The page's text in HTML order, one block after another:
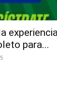
para...